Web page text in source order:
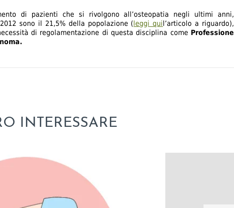
di pazienti che si rivolgono all’osteopatia negli ultimi anni,
sono il 21,5% della popolazione (leggi quil’articolo a riguardo),
di regolamentazione di questa disciplina come Professione
INTERESSARE